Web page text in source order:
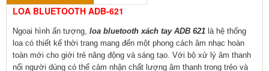
LOA BLUETOOTH ADB-621
Ngoại hình ấn tượng, loa bluetooth xách tay ADB 621 là hệ thống
loa có thiết kế thời trang mang đến một phong cách âm nhạc hoàn
toàn mới cho giới trẻ năng động và sáng tạo. Với bộ xử lý âm thanh
nổi người dùng có thể cảm nhận chất lượng âm thanh trong trẻo và